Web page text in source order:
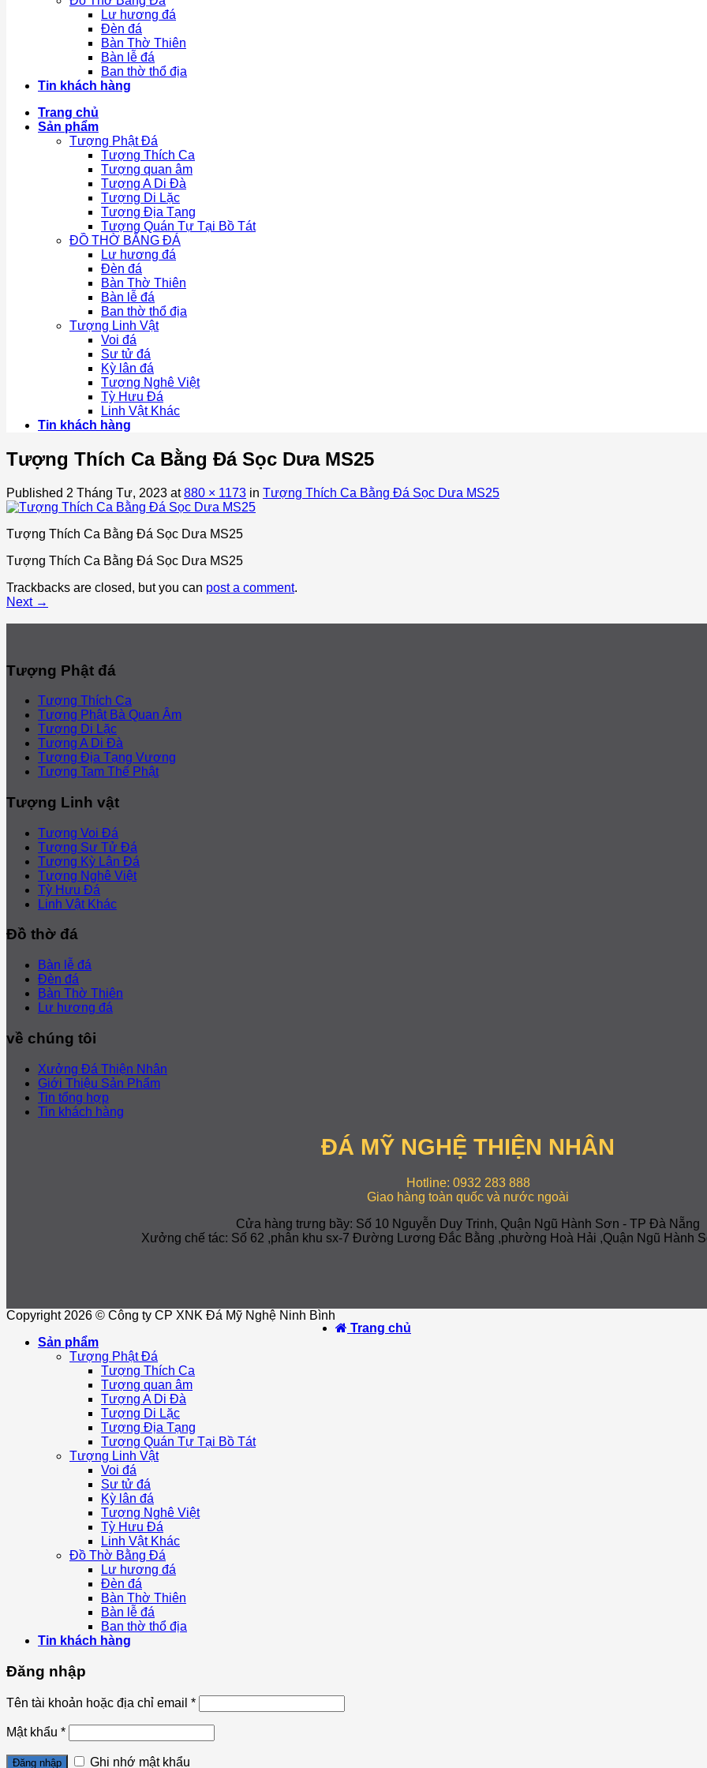
Lư hương đá
Đèn đá
Bàn Thờ Thiên
Bàn lễ đá
Ban thờ thổ địa
Tin khách hàng
Trang chủ
Sản phẩm
Tượng Phật Đá
Tượng Thích Ca
Tượng quan âm
Tượng A Di Đà
Tượng Di Lặc
Tượng Địa Tạng
Tượng Quán Tự Tại Bồ Tát
ĐỒ THỜ BẰNG ĐÁ
Lư hương đá
Đèn đá
Bàn Thờ Thiên
Bàn lễ đá
Ban thờ thổ địa
Tượng Linh Vật
Voi đá
Sư tử đá
Kỳ lân đá
Tượng Nghê Việt
Tỳ Hưu Đá
Linh Vật Khác
Tin khách hàng
Tượng Thích Ca Bằng Đá Sọc Dưa MS25
Published 2 Tháng Tư, 2023 at880 × 1173 in Tượng Thích Ca Bằng Đá Sọc Dưa MS25
Tượng Thích Ca Bằng Đá Sọc Dưa MS25
Tượng Thích Ca Bằng Đá Sọc Dưa MS25
Trackbacks are closed, but you can post a comment.
Next →
Tượng Phật đá
Tượng Thích Ca
Tượng Phật Bà Quan Âm
Tượng Di Lặc
Tượng A Di Đà
Tượng Địa Tạng Vương
Tượng Tam Thế Phật
Tượng Linh vật
Tượng Voi Đá
Tượng Sư Tử Đá
Tượng Kỳ Lân Đá
Tượng Nghê Việt
Tỳ Hưu Đá
Linh Vật Khác
Đồ thờ đá
Bàn lễ đá
Đèn đá
Bàn Thờ Thiên
Lư hương đá
về chúng tôi
Xưởng Đá Thiện Nhân
Giới Thiệu Sản Phẩm
Tin tổng hợp
Tin khách hàng
ĐÁ MỸ NGHỆ THIỆN NHÂN
Hotline: 0932 283 888
Giao hàng toàn quốc và nước ngoài
Cửa hàng trưng bầy: Số 10 Nguyễn Duy Trinh, Quận Ngũ Hành Sơn - TP Đà Nẵng
Xưởng chế tác: Số 62 ,phân khu sx-7 Đường Lương Đắc Bằng ,phường Hoà Hải ,Quận Ngũ Hành
Copyright 2026 © Công ty CP XNK Đá Mỹ Nghệ Ninh Bình
Trang chủ
Sản phẩm
Tượng Phật Đá
Tượng Thích Ca
Tượng quan âm
Tượng A Di Đà
Tượng Di Lặc
Tượng Địa Tạng
Tượng Quán Tự Tại Bồ Tát
Tượng Linh Vật
Voi đá
Sư tử đá
Kỳ lân đá
Tượng Nghê Việt
Tỳ Hưu Đá
Linh Vật Khác
Đồ Thờ Bằng Đá
Lư hương đá
Đèn đá
Bàn Thờ Thiên
Bàn lễ đá
Ban thờ thổ địa
Tin khách hàng
Đăng nhập
Tên tài khoản hoặc địa chỉ email *
Mật khẩu *
Đăng nhập Ghi nhớ mật khẩu